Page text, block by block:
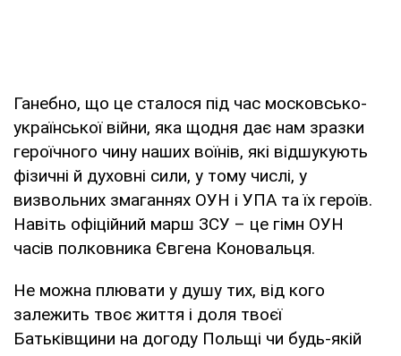
Ганебно, що це сталося під час московсько-
української війни, яка щодня дає нам зразки
героїчного чину наших воїнів, які відшукують
фізичні й духовні сили, у тому числі, у
визвольних змаганнях ОУН і УПА та їх героїв.
Навіть офіційний марш ЗСУ – це гімн ОУН
часів полковника Євгена Коновальця.
Не можна плювати у душу тих, від кого
залежить твоє життя і доля твоєї
Батьківщини на догоду Польщі чи будь-якій